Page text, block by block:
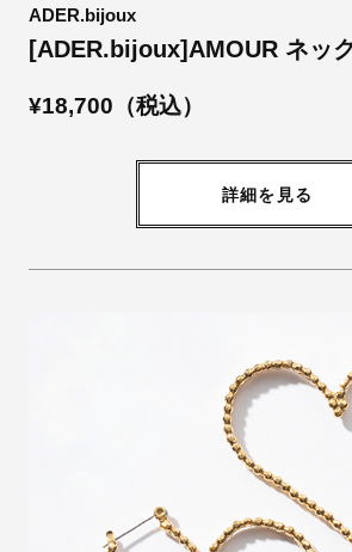
ADER.bijoux
[ADER.bijoux]AMOUR ネッ
¥18,700（税込）
詳細を見る